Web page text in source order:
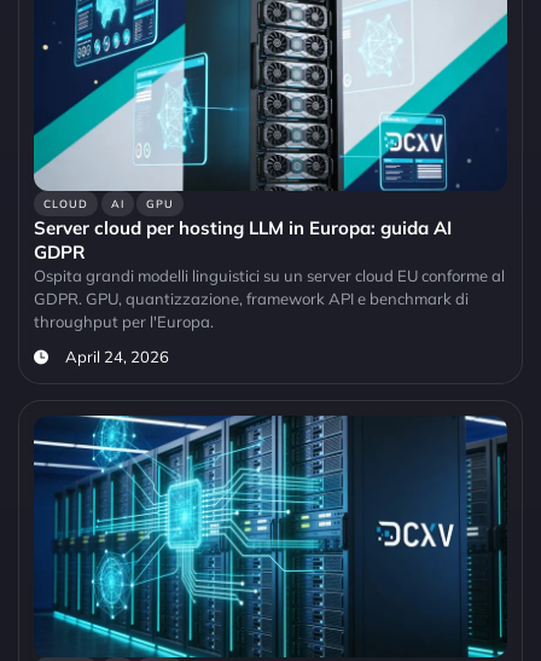
CLOUD AI GPU
Server cloud per hosting LLM in Europa: guida AI
GDPR
Ospita grandi modelli linguistici su un server cloud EU conforme al
GDPR. GPU, quantizzazione, framework API e benchmark di
throughput per l'Europa.
April 24, 2026